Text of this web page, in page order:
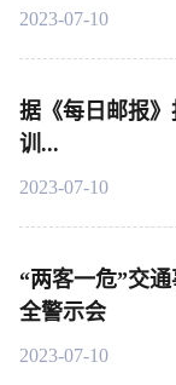
2023-07-10
据《每日邮报
训...
2023-07-10
“两客一危”交通事故同
全警示会
2023-07-10